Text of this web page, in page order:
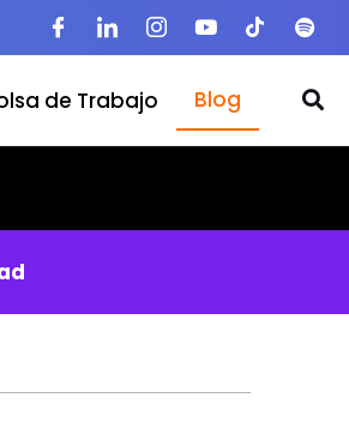
de Trabajo Blog